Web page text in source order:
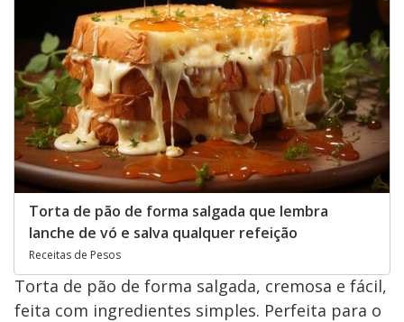
Torta de pão de forma salgada que lembra
lanche de vó e salva qualquer refeição
Receitas de Pesos
Torta de pão de forma salgada, cremosa e fácil,
feita com ingredientes simples. Perfeita para o